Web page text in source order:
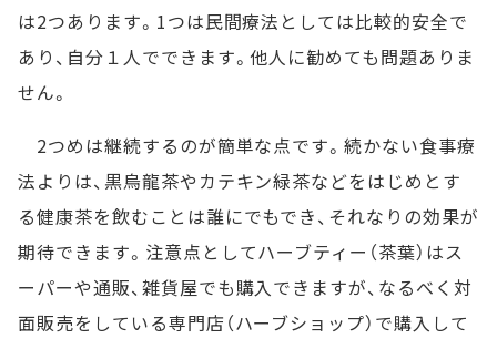
は2つあります。1つは民間療法としては比較的安全で
あり、自分１人でできます。他人に勧めても問題ありま
せん。
2つめは継続するのが簡単な点です。続かない食事療
法よりは、黒烏龍茶やカテキン緑茶などをはじめとす
る健康茶を飲むことは誰にでもでき、それなりの効果が
期待できます。注意点としてハーブティー（茶葉）はス
ーパーや通販、雑貨屋でも購入できますが、なるべく対
面販売をしている専門店（ハーブショップ）で購入して